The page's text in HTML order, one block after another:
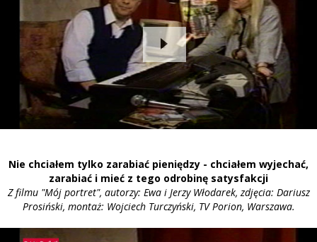
Nie chciałem tylko zarabiać pieniędzy - chciałem wyjechać,
zarabiać i mieć z tego odrobinę satysfakcji
Z filmu "Mój portret", autorzy: Ewa i Jerzy Włodarek, zdjęcia: Dariusz
Prosiński, montaż: Wojciech Turczyński, TV Porion, Warszawa.